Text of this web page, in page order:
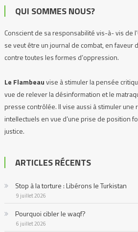
QUI SOMMES NOUS?
Conscient de sa responsabilité vis-à- vis de
se veut être un journal de combat, en faveur
contre toutes les formes d’oppression.
Le Flambeauvise à stimuler la pensée
vue de relever la désinformation et le
presse contrôlée. Il vise aussi à stimuler une
intellectuels en vue d’une prise de position
justice.
Le Flambeau
se propose d’exposer, de
et prendre la défense de tous les peuples
Notre devise :
des suiveurs aveugles.
ARTICLES RÉCENTS
Stop à la torture : Libérons le Turkistan
9 juillet 2026
Pourquoi cibler le waqf?
6 juillet 2026